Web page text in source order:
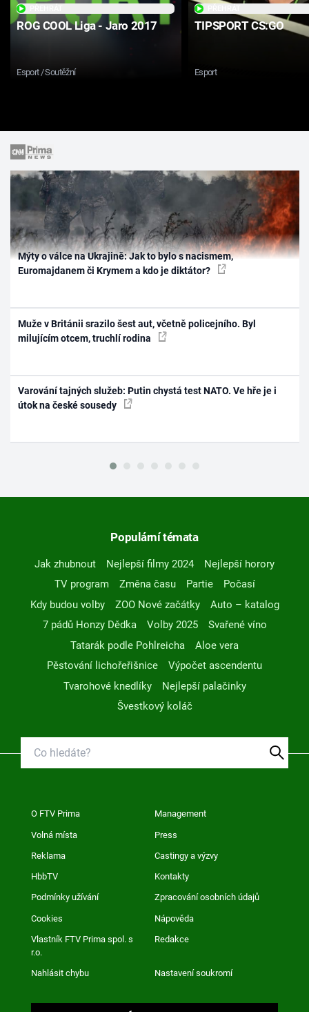
ROG COOL Liga - Jaro 2017
Esport / Soutěžní
TIPSPORT CS:GO
Esport
Mýty o válce na Ukrajině: Jak to bylo s nacismem,
Euromajdanem či Krymem a kdo je diktátor?
Muže v Británii srazilo šest aut, včetně policejního. Byl
milujícím otcem, truchlí rodina
Varování tajných služeb: Putin chystá test NATO. Ve hře je i
útok na české sousedy
Populární témata
Jak zhubnout Nejlepší filmy 2024
Nejlepší horory
TV program
Změna času Partie
Počasí
Kdy budou volby
ZOO Nové začátky
Auto – katalog
7 pádů Honzy Dědka
Volby 2025
Svařené víno
Tatarák podle Pohlreicha
Aloe vera
Pěstování lichořeřišnice
Výpočet ascendentu
Tvarohové knedlíky
Nejlepší palačinky
Švestkový koláč
O FTV Prima Management
Volná místa Press
Reklama Castingy a výzvy
HbbTV Kontakty
Podmínky užívání Zpracování osobních údajů
Cookies Nápověda
Vlastník FTV Prima spol. s
r.o.
Redakce
Nahlásit chybu Nastavení soukromí